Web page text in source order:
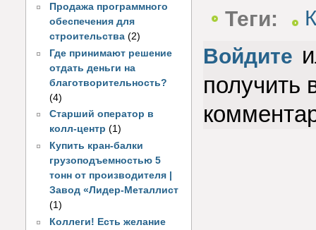
Продажа программного
обеспечения для
строительства (2)
Где принимают решение
отдать деньги на
благотворительность?
(4)
Старший оператор в
колл-центр (1)
Купить кран-балки
грузоподъемностью 5
тонн от производителя |
Завод «Лидер-Металлист
(1)
Коллеги! Есть желание
Теги:
Войдите
получить